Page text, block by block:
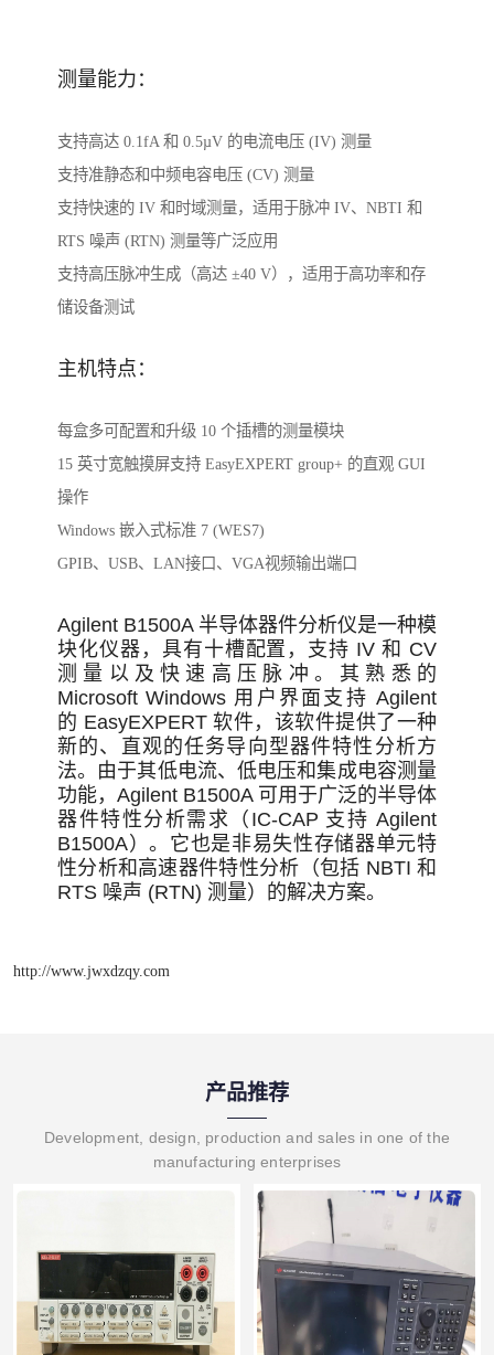
测量能力：
支持高达 0.1fA 和 0.5µV 的电流电压 (IV) 测量
支持准静态和中频电容电压 (CV) 测量
支持快速的 IV 和时域测量，适用于脉冲 IV、NBTI 和
RTS 噪声 (RTN) 测量等广泛应用
支持高压脉冲生成（高达 ±40 V），适用于高功率和存
储设备测试
主机特点：
每盒多可配置和升级 10 个插槽的测量模块
15 英寸宽触摸屏支持 EasyEXPERT group+ 的直观 GUI
操作
Windows 嵌入式标准 7 (WES7)
GPIB、USB、LAN接口、VGA视频输出端口
Agilent B1500A 半导体器件分析仪是一种模
块化仪器，具有十槽配置，支持 IV 和 CV
测量以及快速高压脉冲。其熟悉的
Microsoft Windows 用户界面支持 Agilent
的 EasyEXPERT 软件，该软件提供了一种
新的、直观的任务导向型器件特性分析方
法。由于其低电流、低电压和集成电容测量
功能，Agilent B1500A 可用于广泛的半导体
器件特性分析需求（IC-CAP 支持 Agilent
B1500A）。它也是非易失性存储器单元特
性分析和高速器件特性分析（包括 NBTI 和
RTS 噪声 (RTN) 测量）的解决方案。
http://www.jwxdzqy.com
产品推荐
Development, design, production and sales in one of the
manufacturing enterprises